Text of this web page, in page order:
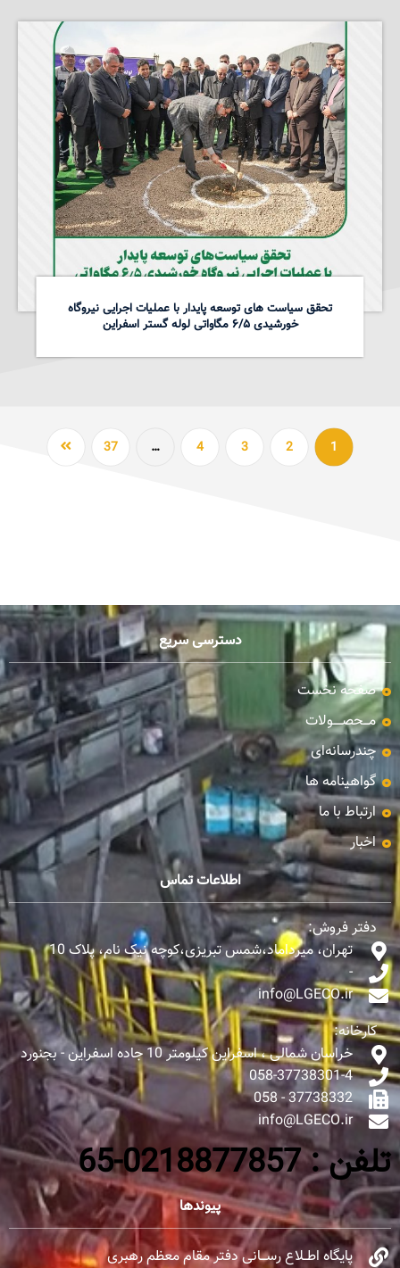
تحقق سیاست های توسعه پایدار با عملیات اجرایی نیروگاه
خورشیدی ۶/۵ مگاواتی لوله گستر اسفراین
1
2
3
4
…
37
دسترسی سریع
صفحه نخست
مـــحصـــــولات
چندرسانه‌ای
گواهینامه ها
ارتباط با ما
اخبار
اطلاعات تماس
دفتر فروش:
تهران، میرداماد،شمس تبریزی،کوچه نیک نام، پلاک 10
-
info@LGECO.ir
کارخانه:
خراسان شمالی ، اسفراین کیلومتر 10 جاده اسفراین - بجنورد
058-37738301-4
37738332 - 058
info@LGECO.ir
تلفن : 0218877857-65
پیوندها
پایگاه اطــلاع رســـانی دفتر مقام معظم رهبری